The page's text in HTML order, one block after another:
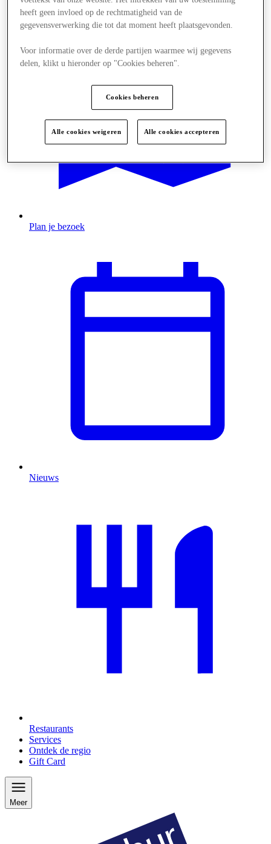
Plan je bezoek
Nieuws
Restaurants
Services
Ontdek de regio
Gift Card
Meer
heeft geen invloed op de rechtmatigheid van de
gegevensverwerking die tot dat moment heeft plaatsgevonden.
Voor informatie over de derde partijen waarmee wij gegevens
delen, klikt u hieronder op "Cookies beheren".
Cookies beheren
Alle cookies weigeren Alle cookies accepteren